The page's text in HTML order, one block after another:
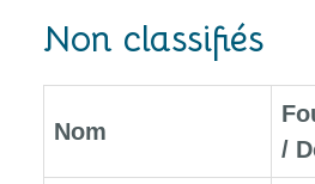
Non classifiés
Nom
/